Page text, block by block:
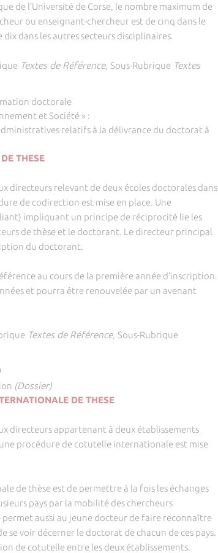
l’Université de Corse, le nombre maximum de
ou enseignant-chercheur est de cinq dans le
dans les autres secteurs disciplinaires.
Textes de Référence, Sous-RubriqueTextes
doctorale
et Société » :
relatifs à la délivrance du doctorat à
THESE
relevant de deux écoles doctorales dans
de codirection est mise en place. Une
impliquant un principe de réciprocité lie les
de thèse et le doctorant. Le directeur principal
du doctorant.
au cours de la première année d’inscription.
et pourra être renouvelée par un avenant
Textes de Référence, Sous-Rubrique
(Dossier)
DE THESE
directeurs appartenant à deux établissements
procédure de cotutelle internationale est mise
de thèse est de permettre à la fois les échanges
pays par la mobilité des chercheurs
aussi au jeune docteur de faire reconnaître
se voir décerner le doctorat de chacun de ces pays.
de cotutelle entre les deux établissements.